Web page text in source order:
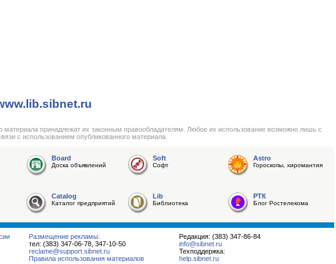
принадлежат их законным правообладателям. Любое их использование возможно лишь с
с использованием опубликованного материала.
Board
Доска объявлений
Soft
Софт
Astro
Гороскопы, хиромантия
Catalog
Каталог предприятий
Lib
Библиотека
РТК
Блог Ростелекома
Редакция: (383) 347-86-84
info@sibnet.ru
Техподдержка:
help.sibnet.ru
Размещение рекламы:
тел: (383) 347-06-78, 347-10-50
reclame@support.sibnet.ru
Правила использования материалов